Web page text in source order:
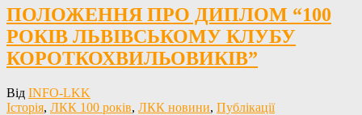
ПОЛОЖЕННЯ ПРО ДИПЛОМ “100
РОКІВ ЛЬВІВСЬКОМУ КЛУБУ
КОРОТКОХВИЛЬОВИКІВ”
Від INFO-LKK
Історія, ЛКК 100 років, ЛКК новини, Публікації